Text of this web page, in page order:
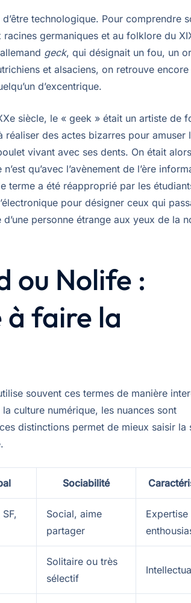
technologique. Pour comprendre
germaniques et au folklore du
geck, qui désignait un fou, un
et alsaciens, on retrouve
d’excentrique.
siècle, le « geek » était un artiste de
réaliser des actes bizarres pour amuser
vivant avec ses dents. On était
qu’avec l’avènement de l’ère
terme a été réapproprié par les
pour désigner ceux qui
personne étrange aux yeux de la
ou Nolife :
faire la
souvent ces termes de manière
culture numérique, les nuances sont
distinctions permet de mieux saisir la
Sociabilité
Social, aime
partager
Expertise
Solitaire ou très
sélectif